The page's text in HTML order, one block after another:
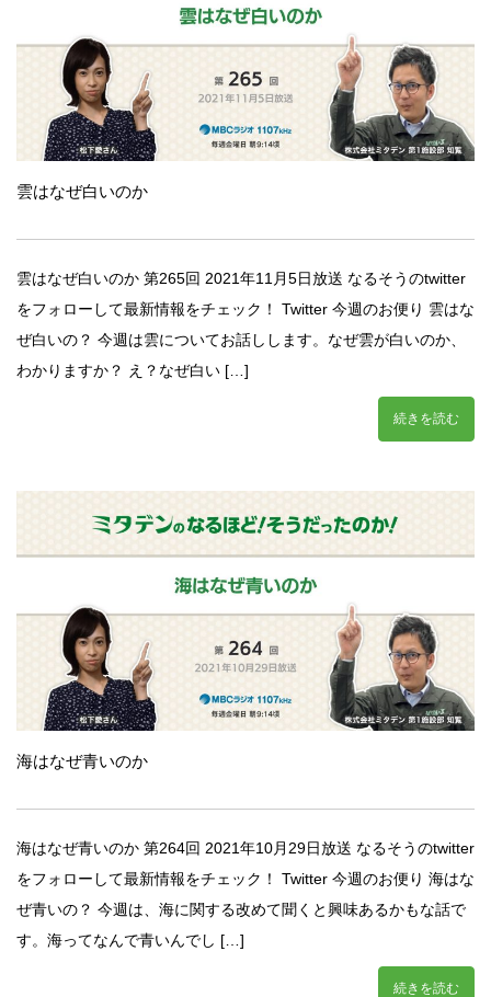
雲はなぜ白いのか
雲はなぜ白いのか 第265回 2021年11月5日放送 なるそうのtwitter
をフォローして最新情報をチェック！ Twitter 今週のお便り 雲はな
ぜ白いの？ 今週は雲についてお話しします。なぜ雲が白いのか、
わかりますか？ え？なぜ白い […]
続きを読む
海はなぜ青いのか
海はなぜ青いのか 第264回 2021年10月29日放送 なるそうのtwitter
をフォローして最新情報をチェック！ Twitter 今週のお便り 海はな
ぜ青いの？ 今週は、海に関する改めて聞くと興味あるかもな話で
す。海ってなんで青いんでし […]
続きを読む